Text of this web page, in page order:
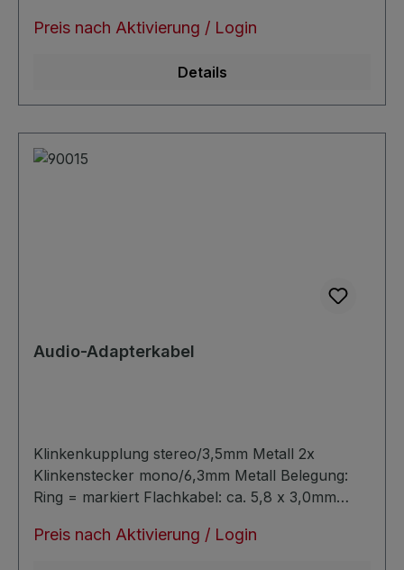
Preis nach Aktivierung / Login
Details
Audio-Adapterkabel
Klinkenkupplung stereo/3,5mm Metall 2x
Klinkenstecker mono/6,3mm Metall Belegung:
Ring = markiert Flachkabel: ca. 5,8 x 3,0mm
Preis nach Aktivierung / Login